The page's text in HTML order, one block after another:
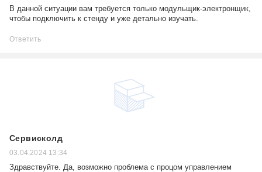
В данной ситуации вам требуется только модульщик-электронщик,
чтобы подключить к стенду и уже детально изучать.
Ответить
Сервисколд
03.04.2024 13:34
Здравствуйте. Да, возможно проблема с процом управлением